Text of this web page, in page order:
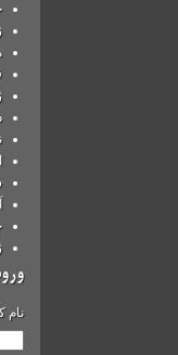
جولای
ژوئن 2013
می 2013
فوریه
ژانویه
نوامبر
اکتبر
جولای
ژوئن 2012
ورود
نام